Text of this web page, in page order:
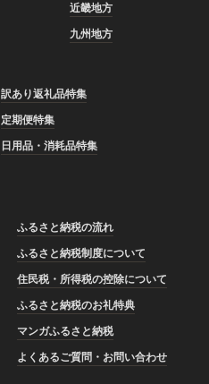
近畿地方
九州地方
訳あり返礼品特集
定期便特集
日用品・消耗品特集
ふるさと納税の流れ
ふるさと納税制度について
住民税・所得税の控除について
ふるさと納税のお礼特典
マンガふるさと納税
よくあるご質問・お問い合わせ